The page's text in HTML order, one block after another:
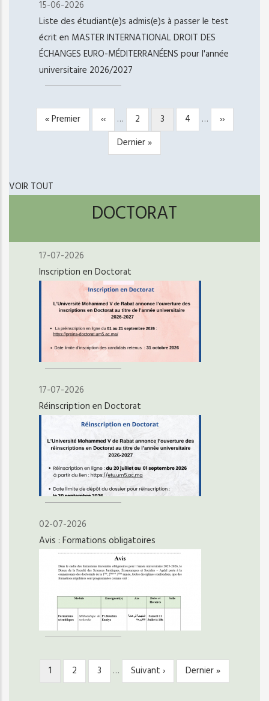
15-06-2026
Liste des étudiant(e)s admis(e)s à passer le test
écrit en MASTER INTERNATIONAL DROIT DES
ÉCHANGES EURO-MÉDITERRANÉENS pour l'année
universitaire 2026/2027
PAGINATION
Première
page
« Premier
Page
précédente
‹‹ … Page
2
Page
courante
3 Page
4 …
Page
suivante
››
Dernière
page
Dernier »
VOIR TOUT
DOCTORAT
17-07-2026
Inscription en Doctorat
17-07-2026
Réinscription en Doctorat
02-07-2026
Avis : Formations obligatoires
PAGINATION
Page
courante
1 Page
2 Page
3 …
Page
suivante
Suivant ›
Dernière
page
Dernier »